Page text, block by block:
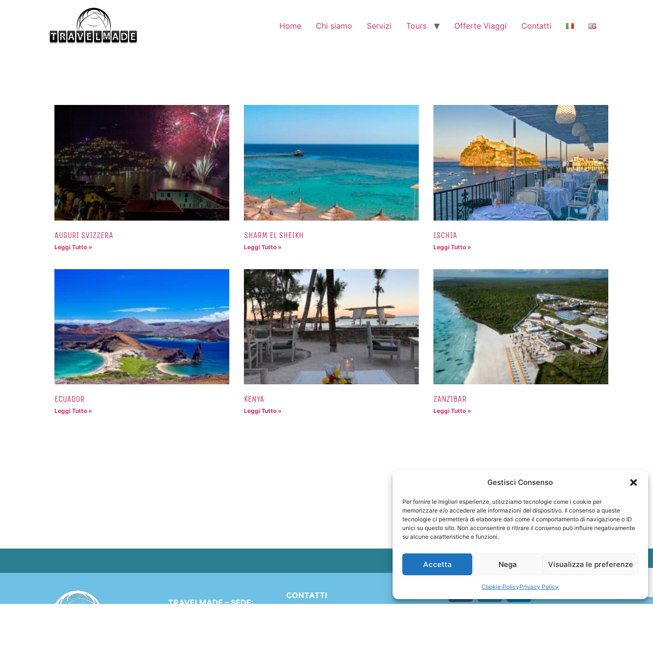
Gestisci Consenso
Per fornire le migliori esperienze, utilizziamo tecnologie come i cookie per
memorizzare e/o accedere alle informazioni del dispositivo. Il consenso a queste
tecnologie ci permetterà di elaborare dati come il comportamento di navigazione o ID
unici su questo sito. Non acconsentire o ritirare il consenso può influire negativamente
su alcune caratteristiche e funzioni.
Accetta Nega Visualizza le preferenze
Cookie PolicyPrivacy Policy
Home Chi siamo Servizi Tours Offerte Viaggi Contatti
AUGURI SVIZZERA
Leggi Tutto »
SHARM EL SHEIKH
Leggi Tutto »
ISCHIA
Leggi Tutto »
ECUADOR
Leggi Tutto »
KENYA
Leggi Tutto »
ZANZIBAR
Leggi Tutto »
TRAVELMADE – SEDE:
CONTATTI
+41 91 2207618